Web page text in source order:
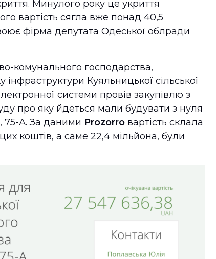
Минулого року це укриття
вартість сягла вже понад 40,5
фірма депутата Одеської облради
комунального господарства,
Куяльницької сільської
системи провів закупівлю з
про яку йдеться мали будувати з нуля
75-А. За даними Prozorro вартість склала
коштів, а саме 22,4 мільйона, були